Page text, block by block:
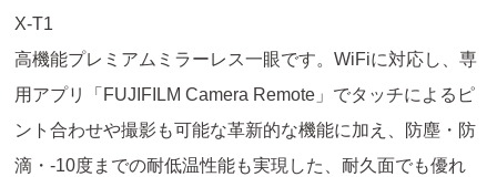
X-T1
高機能プレミアムミラーレス一眼です。WiFiに対応し、専
用アプリ「FUJIFILM Camera Remote」でタッチによるピ
ント合わせや撮影も可能な革新的な機能に加え、防塵・防
滴・-10度までの耐低温性能も実現した、耐久面でも優れ